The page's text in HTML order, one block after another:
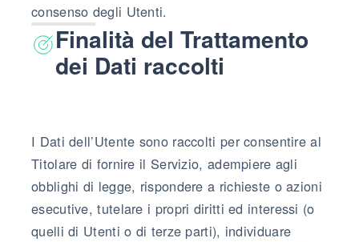
consenso degli Utenti.
Finalità del Trattamento
dei Dati raccolti
I Dati dell’Utente sono raccolti per consentire al
Titolare di fornire il Servizio, adempiere agli
obblighi di legge, rispondere a richieste o azioni
esecutive, tutelare i propri diritti ed interessi (o
quelli di Utenti o di terze parti), individuare